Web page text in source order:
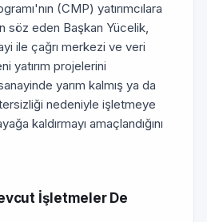
(CMP) yatırımcılara
söz eden Başkan Yücelik,
ile çağrı merkezi ve veri
yatırım projelerini
yarım kalmış ya da
nedeniyle işletmeye
kaldırmayı amaçlandığını
İşletmeler De